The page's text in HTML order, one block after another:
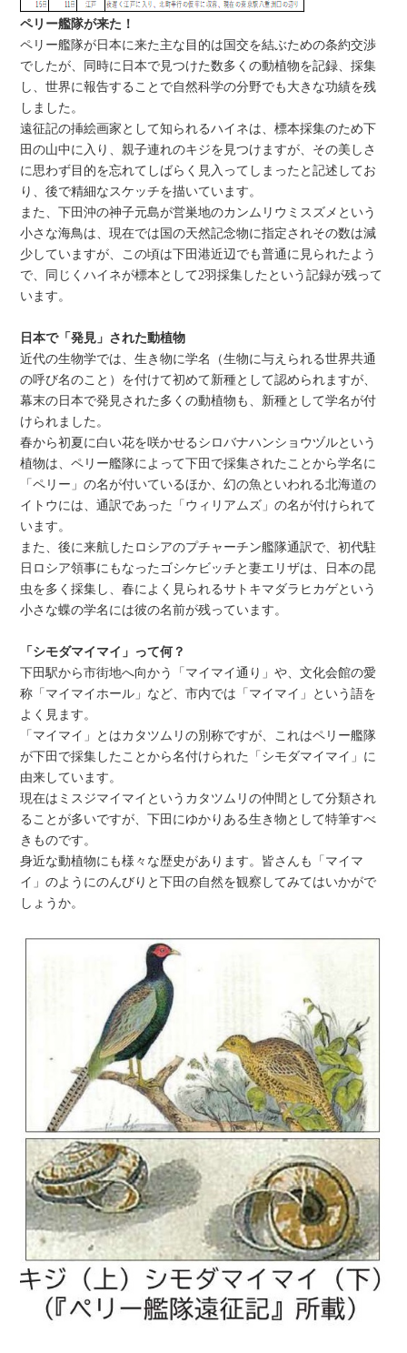
ペリー艦隊が来た！
ペリー艦隊が日本に来た主な目的は国交を結ぶための条約交渉
でしたが、同時に日本で見つけた数多くの動植物を記録、採集
し、世界に報告することで自然科学の分野でも大きな功績を残
しました。
遠征記の挿絵画家として知られるハイネは、標本採集のため下
田の山中に入り、親子連れのキジを見つけますが、その美しさ
に思わず目的を忘れてしばらく見入ってしまったと記述してお
り、後で精細なスケッチを描いています。
また、下田沖の神子元島が営巣地のカンムリウミスズメという
小さな海鳥は、現在では国の天然記念物に指定されその数は減
少していますが、この頃は下田港近辺でも普通に見られたよう
で、同じくハイネが標本として2羽採集したという記録が残って
います。
日本で「発見」された動植物
近代の生物学では、生き物に学名（生物に与えられる世界共通
の呼び名のこと）を付けて初めて新種として認められますが、
幕末の日本で発見された多くの動植物も、新種として学名が付
けられました。
春から初夏に白い花を咲かせるシロバナハンショウヅルという
植物は、ペリー艦隊によって下田で採集されたことから学名に
「ペリー」の名が付いているほか、幻の魚といわれる北海道の
イトウには、通訳であった「ウィリアムズ」の名が付けられて
います。
また、後に来航したロシアのプチャーチン艦隊通訳で、初代駐
日ロシア領事にもなったゴシケビッチと妻エリザは、日本の昆
虫を多く採集し、春によく見られるサトキマダラ ヒカゲという
小さな蝶の学名には彼の名前が残っています。
「シモダマイマイ」って何？
下田駅から市街地へ向かう「マイマイ通り」や、文化会館の愛
称「マイマイホール」など、市内では「マイマイ」という語を
よく見ます。
「マイマイ」とはカタツムリの別称ですが、これはペリー艦隊
が下田で採集したことから名付けられた「シモダマイマイ」に
由来しています。
現在はミスジマイマイというカタツムリの仲間として分類され
ることが多いですが、下田にゆかりある生き物として特筆すべ
きものです。
身近な動植物にも様々な歴史があります。皆さんも「マイマ
イ」のようにのんびりと下田の自然を観察してみてはいかがで
しょうか。